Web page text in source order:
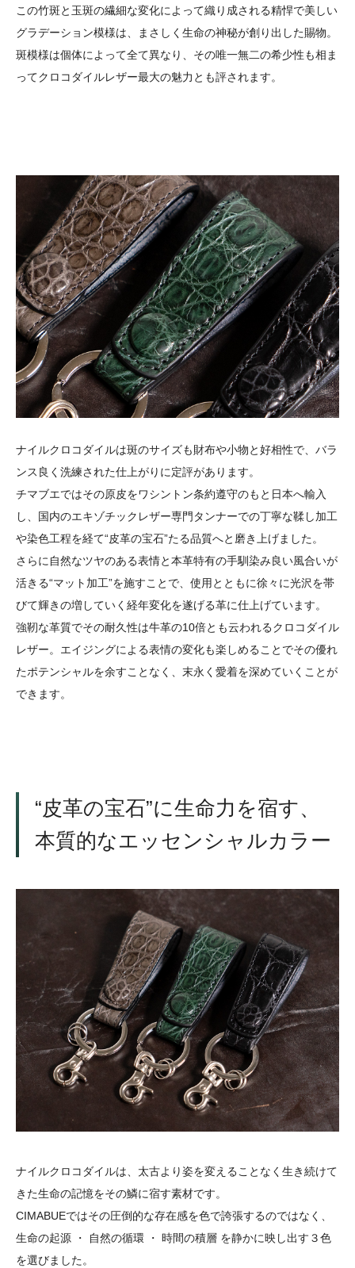
この竹斑と玉斑の繊細な変化によって織り成される精悍で美しい
グラデーション模様は、まさしく生命の神秘が創り出した賜物。
斑模様は個体によって全て異なり、その唯一無二の希少性も相ま
ってクロコダイルレザー最大の魅力とも評されます。
ナイルクロコダイルは斑のサイズも財布や小物と好相性で、バラ
ンス良く洗練された仕上がりに定評があります。
チマブエではその原皮をワシントン条約遵守のもと日本へ輸入
し、国内のエキゾチックレザー専門タンナーでの丁寧な鞣し加工
や染色工程を経て“皮革の宝石”たる品質へと磨き上げました。
さらに自然なツヤのある表情と本革特有の手馴染み良い風合いが
活きる“マット加工”を施すことで、使用とともに徐々に光沢を帯
びて輝きの増していく経年変化を遂げる革に仕上げています。
強靭な革質でその耐久性は牛革の10倍とも云われるクロコダイル
レザー。エイジングによる表情の変化も楽しめることでその優れ
たポテンシャルを余すことなく、末永く愛着を深めていくことが
できます。
“皮革の宝石”に生命力を宿す、
本質的なエッセンシャルカラー
ナイルクロコダイルは、太古より姿を変えることなく生き続けて
きた生命の記憶をその鱗に宿す素材です。
CIMABUEではその圧倒的な存在感を色で誇張するのではなく、
生命の起源 ・ 自然の循環 ・ 時間の積層 を静かに映し出す３色
を選びました。